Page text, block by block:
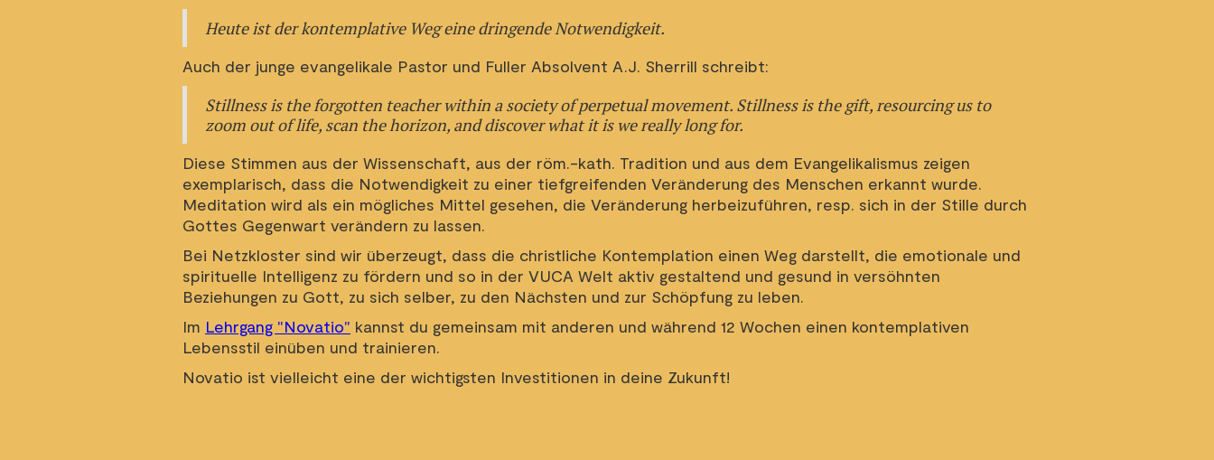
Heute ist der kontemplative Weg eine dringende Notwendigkeit.
Auch der junge evangelikale Pastor und Fuller Absolvent A.J. Sherrill schreibt:
Stillness is the forgotten teacher within a society of perpetual movement. Stillness is the gift, resourcing us to
zoom out of life, scan the horizon, and discover what it is wereallylong for.
Diese Stimmen aus der Wissenschaft, aus der röm.-kath. Tradition und aus dem Evangelikalismus zeigen
exemplarisch, dass die Notwendigkeit zu einer tiefgreifenden Veränderung des Menschen erkannt wurde.
Meditation wird als ein mögliches Mittel gesehen, die Veränderung herbeizuführen, resp. sich in der Stille durch
Gottes Gegenwart verändern zu lassen.
Bei Netzkloster sind wir überzeugt, dass die christliche Kontemplation einen Weg darstellt, die emotionale und
spirituelle Intelligenz zu fördern und so in der VUCA Welt aktiv gestaltend und gesund in versöhnten
Beziehungen zu Gott, zu sich selber, zu den Nächsten und zur Schöpfung zu leben.
Im Lehrgang "Novatio" kannst du gemeinsam mit anderen und während 12 Wochen einen kontemplativen
Lebensstil einüben und trainieren.
Novatio ist vielleicht eine der wichtigsten Investitionen in deine Zukunft!